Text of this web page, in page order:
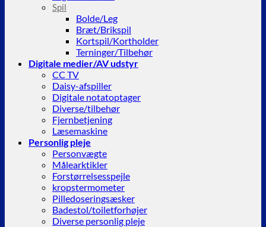
Spil
Bolde/Leg
Bræt/Brikspil
Kortspil/Kortholder
Terninger/Tilbehør
Digitale medier/AV udstyr
CC TV
Daisy-afspiller
Digitale notatoptager
Diverse/tilbehør
Fjernbetjening
Læsemaskine
Personlig pleje
Personvægte
Målearktikler
Forstørrelsesspejle
kropstermometer
Pilledoseringsæsker
Badestol/toiletforhøjer
Diverse personlig pleje